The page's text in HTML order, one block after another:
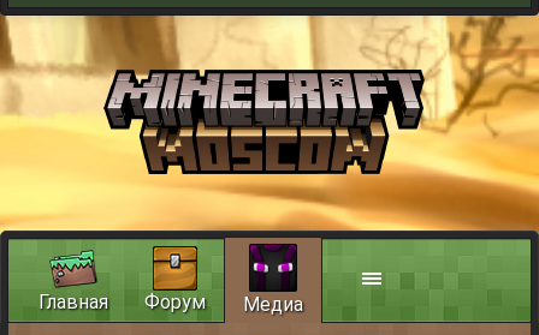
Главная Форум Медиа